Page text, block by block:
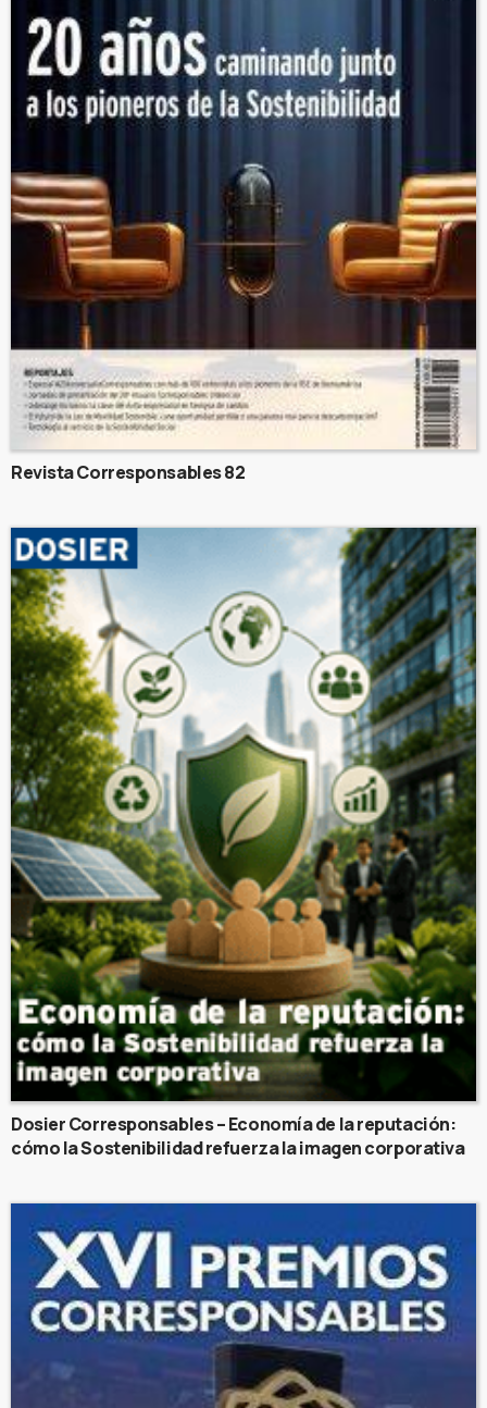
Revista Corresponsables 82
Dosier Corresponsables – Economía de la reputación:
cómo la Sostenibilidad refuerza la imagen corporativa